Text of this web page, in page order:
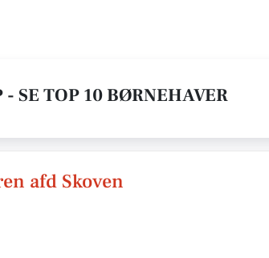
SE TOP 10 BØRNEHAVER
afd Skoven